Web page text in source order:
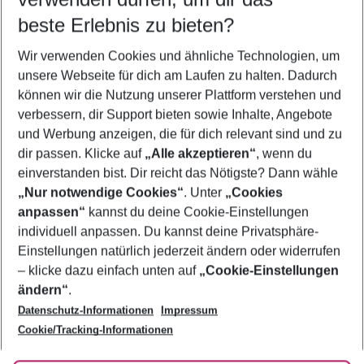
5-8 Nächte
2 Erwachsene Keine Kinder
Mehr Filter anzeigen
Footer
Footer navigation
Über uns
AGB
Bestpreisgarantie
Cookie-Einstellungen ändern
Cookie-Richtlinie
Agenturbetreuung
Barrierefreies Reisen
Folge uns
beste Erlebnis zu bieten?
Wir verwenden Cookies und ähnliche Technologien, um
unsere Webseite für dich am Laufen zu halten. Dadurch
können wir die Nutzung unserer Plattform verstehen und
verbessern, dir Support bieten sowie Inhalte, Angebote
und Werbung anzeigen, die für dich relevant sind und zu
dir passen. Klicke auf „Alle akzeptieren“, wenn du
einverstanden bist. Dir reicht das Nötigste? Dann wähle
„Nur notwendige Cookies“. Unter „Cookies
anpassen“ kannst du deine Cookie-Einstellungen
individuell anpassen. Du kannst deine Privatsphäre-
Einstellungen natürlich jederzeit ändern oder widerrufen
– klicke dazu einfach unten auf „Cookie-Einstellungen
ändern“.
Datenschutz-Informationen
Impressum
Cookie/Tracking-Informationen